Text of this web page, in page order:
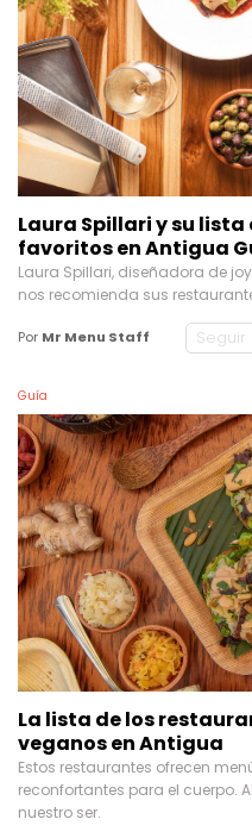
Laura Spillari y su lista
favoritos en Antigua
Laura Spillari, diseñadora de
nos recomienda sus
Por Mr Menu Staff Seguir
Guía
La lista de los
veganos en Antigua
Estos restaurantes ofrecen
reconfortantes para el cuerpo.
nuestro ser.